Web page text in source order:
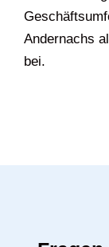
langfristige
unterstützt